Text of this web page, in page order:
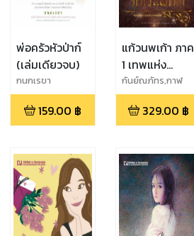
พ่อครัวหัวป่าก์
(เล่มเดียวจบ)
กนกเรขา
159.00 ฿
แก้วนพเก้า ภาค
1 เทพแห่ง
สงคราม
กันย์ณภัทร,กาฬ
รหัสย์,นานะจัง
329.00 ฿